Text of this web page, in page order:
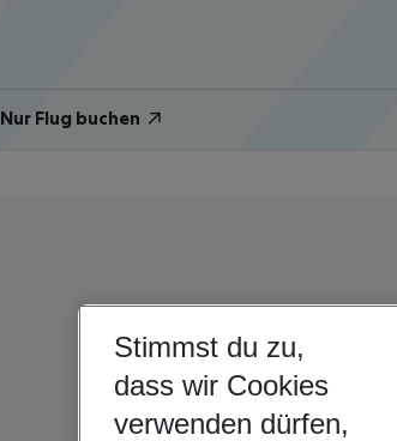
Nur Flug buchen
Stimmst du zu,
dass wir Cookies
verwenden dürfen,